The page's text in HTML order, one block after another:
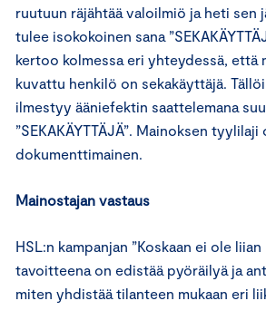
ruutuun räjähtää valoilmiö ja heti sen
tulee isokokoinen sana
kertoo kolmessa eri yhteydessä, että
kuvattu henkilö on sekakäyttäjä.
ilmestyy ääniefektin saattelemana
”SEKAKÄYTTÄJÄ”. Mainoksen tyylilaji
dokumenttimainen.
Mainostajan vastaus
HSL:n kampanjan ”Koskaan ei ole
tavoitteena on edistää pyöräilyä ja
miten yhdistää tilanteen mukaan eri